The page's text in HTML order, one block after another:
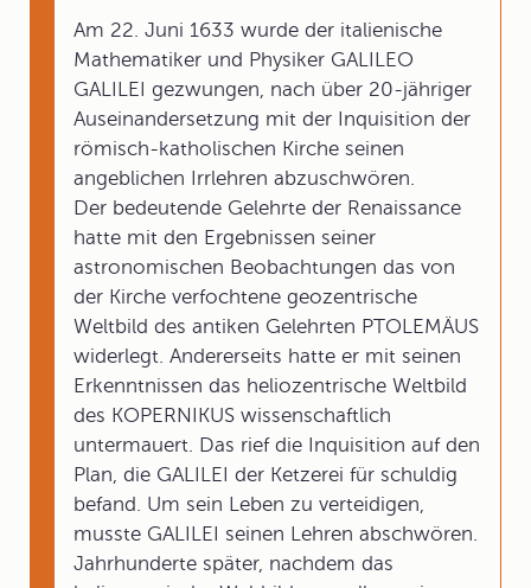
Am 22. Juni 1633 wurde der italienische
Mathematiker und Physiker GALILEO
GALILEI gezwungen, nach über 20-jähriger
Auseinandersetzung mit der Inquisition der
römisch-katholischen Kirche seinen
angeblichen Irrlehren abzuschwören.
Der bedeutende Gelehrte der Renaissance
hatte mit den Ergebnissen seiner
astronomischen Beobachtungen das von
der Kirche verfochtene geozentrische
Weltbild des antiken Gelehrten PTOLEMÄUS
widerlegt. Andererseits hatte er mit seinen
Erkenntnissen das heliozentrische Weltbild
des KOPERNIKUS wissenschaftlich
untermauert. Das rief die Inquisition auf den
Plan, die GALILEI der Ketzerei für schuldig
befand. Um sein Leben zu verteidigen,
musste GALILEI seinen Lehren abschwören.
Jahrhunderte später, nachdem das